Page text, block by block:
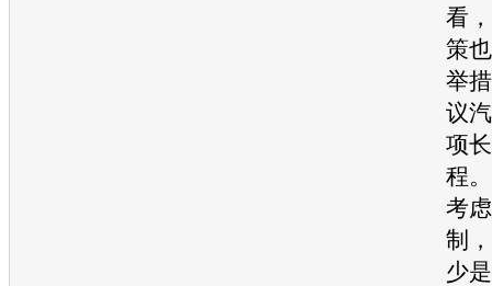
看
策
举
议
项
程
考
制
少